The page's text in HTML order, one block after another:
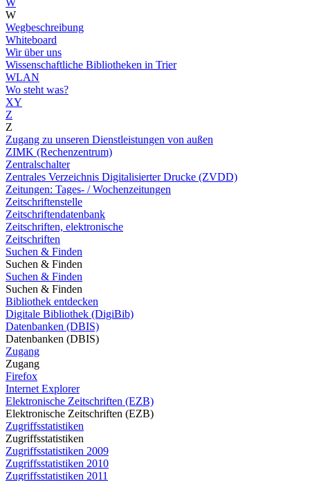
W
W
Wegbeschreibung
Whiteboard
Wir über uns
Wissenschaftliche Bibliotheken in Trier
WLAN
Wo steht was?
XY
Z
Z
Zugang zu unseren Dienstleistungen von außen
ZIMK (Rechenzentrum)
Zentralschalter
Zentrales Verzeichnis Digitalisierter Drucke (ZVDD)
Zeitungen: Tages- / Wochenzeitungen
Zeitschriftenstelle
Zeitschriftendatenbank
Zeitschriften, elektronische
Zeitschriften
Suchen & Finden
Suchen & Finden
Suchen & Finden
Suchen & Finden
Bibliothek entdecken
Digitale Bibliothek (DigiBib)
Datenbanken (DBIS)
Datenbanken (DBIS)
Zugang
Zugang
Firefox
Internet Explorer
Elektronische Zeitschriften (EZB)
Elektronische Zeitschriften (EZB)
Zugriffsstatistiken
Zugriffsstatistiken
Zugriffsstatistiken 2009
Zugriffsstatistiken 2010
Zugriffsstatistiken 2011